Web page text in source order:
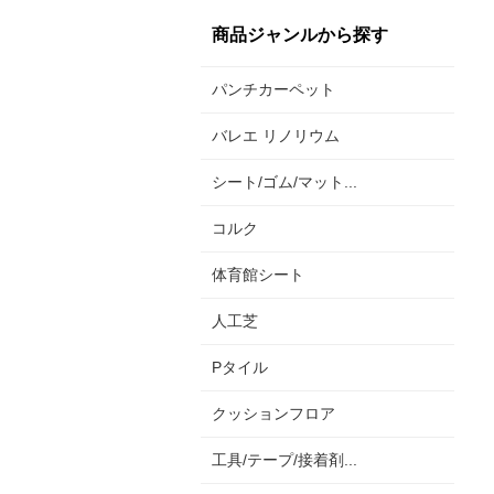
商品ジャンルから探す
パンチカーペット
バレエ リノリウム
シート/ゴム/マット...
コルク
体育館シート
人工芝
Pタイル
クッションフロア
工具/テープ/接着剤...